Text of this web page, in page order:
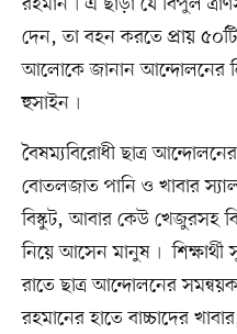
দেন, তা বহন করতে প্রায়
আলোকে জানান আন্দোলনের
হুসাইন৷
বৈষম্যবিরোধী ছাত্র আন্দোলনের
বোতলজাত পানি ও খাবার
বিস্কুট, আবার কেউ খেজুরসহ
নিয়ে আসেন মানুষ৷
রাতে ছাত্র আন্দোলনের
রহমানের হাতে বাচ্চাদের